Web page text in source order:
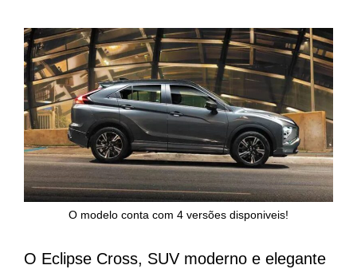
O modelo conta com 4 versões disponiveis!
O Eclipse Cross, SUV moderno e elegante